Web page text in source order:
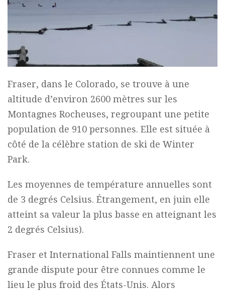
Fraser, dans le Colorado, se trouve à une
altitude d’environ 2600 mètres sur les
Montagnes Rocheuses, regroupant une petite
population de 910 personnes. Elle est située à
côté de la célèbre station de ski de Winter
Park.
Les moyennes de température annuelles sont
de 3 degrés Celsius. Étrangement, en juin elle
atteint sa valeur la plus basse en atteignant les
2 degrés Celsius).
Fraser et International Falls maintiennent une
grande dispute pour être connues comme le
lieu le plus froid des États-Unis. Alors